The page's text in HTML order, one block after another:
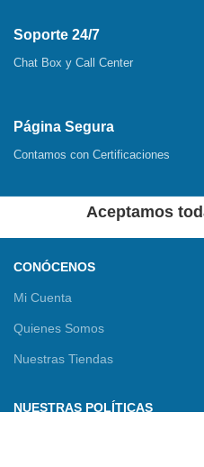
Soporte 24/7
Chat Box y Call Center
Página Segura
Contamos con Certificaciones
Aceptamos
CONÓCENOS
Mi Cuenta
Quienes Somos
Nuestras Tiendas
NUESTRAS POLÍTICAS